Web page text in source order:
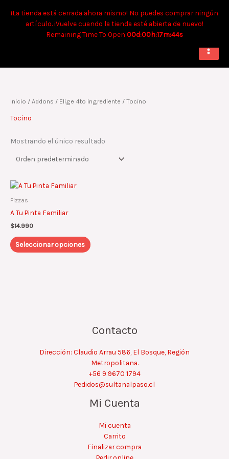
¡La tienda está cerrada ahora mismo! No puedes comprar ningún
artículo. ¡Vuelve cuando la tienda esté abierta de nuevo!
Remaining Time To Open 00d:00h:17m:44s
Tiempo aproximado para envíos a domicilio: 90 min. Para retiro:
40 min.
contenido
Inicio / Addons / Elige 4to ingrediente / Tocino
Tocino
Mostrando el único resultado
Pizzas
A Tu Pinta Familiar
$14.990
Seleccionar opciones
Las
opciones
de
producto
Contacto
Dirección: Claudio Arrau 586, El Bosque, Región
Metropolitana.
+56 9 9670 1794
Pedidos@sultanalpaso.cl
Mi Cuenta
Mi cuenta
Carrito
Finalizar compra